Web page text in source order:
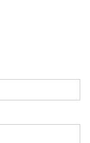
забирают
продал.